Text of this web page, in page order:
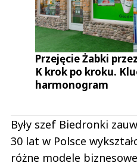
Przejęcie Żabki
K krok po kroku.
harmonogram
Były szef Biedronki
30 lat w Polsce
różne modele